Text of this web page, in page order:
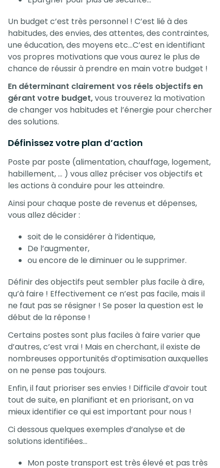
Un budget c’est très personnel ! C’est lié à des
habitudes, des envies, des attentes, des contraintes,
une éducation, des moyens etc…C’est en identifiant
vos propres motivations que vous aurez le plus de
chance de réussir à prendre en main votre budget !
En déterminant clairement vos réels objectifs en
gérant votre budget,vous trouverez la motivation
de changer vos habitudes et l’énergie pour chercher
des solutions.
Définissez votre plan d’action
Poste par poste (alimentation, chauffage, logement,
habillement, … ) vous allez préciser vos objectifs et
les actions à conduire pour les atteindre.
Ainsi pour chaque poste de revenus et dépenses,
vous allez décider :
soit de le considérer à l’identique,
De l’augmenter,
ou encore de le diminuer ou le supprimer.
Définir des objectifs peut sembler plus facile à dire,
qu’à faire ! Effectivement ce n’est pas facile, mais il
ne faut pas se résigner ! Se poser la question est le
début de la réponse !
Certains postes sont plus faciles à faire varier que
d’autres, c’est vrai ! Mais en cherchant, il existe de
nombreuses opportunités d’optimisation auxquelles
on ne pense pas toujours.
Enfin, il faut prioriser ses envies ! Difficile d’avoir tout
tout de suite, en planifiant et en priorisant, on va
mieux identifier ce qui est important pour nous !
Ci dessous quelques exemples d’analyse et de
solutions identifiées…
Mon poste transport est très élevé et pas très